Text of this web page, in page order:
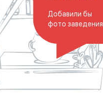
Добавили бы
фото заведения..